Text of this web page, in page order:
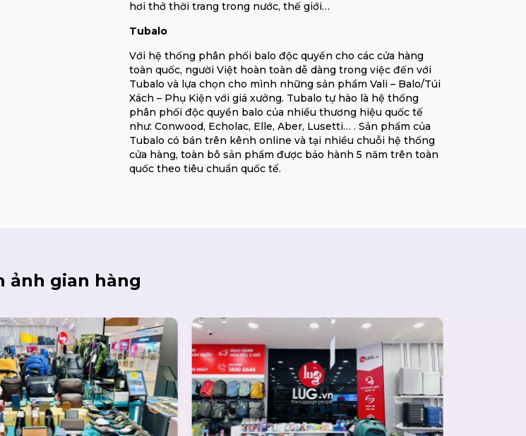
hơi thở thời trang trong nước, thế giới…
Tubalo
Với hệ thống phân phối balo độc quyền cho các cửa hàng
toàn quốc, người Việt hoàn toàn dễ dàng trong việc đến với
Tubalo và lựa chọn cho mình những sản phẩm Vali – Balo/Túi
Xách – Phụ Kiện với giá xưởng. Tubalo tự hào là hệ thống
phân phối độc quyền balo của nhiều thương hiệu quốc tế
như: Conwood, Echolac, Elle, Aber, Lusetti… . Sản phẩm của
Tubalo có bán trên kênh online và tại nhiều chuỗi hệ thống
cửa hàng, toàn bô sản phẩm được bảo hành 5 năm trên toàn
quốc theo tiêu chuẩn quốc tế.
ảnh gian hàng